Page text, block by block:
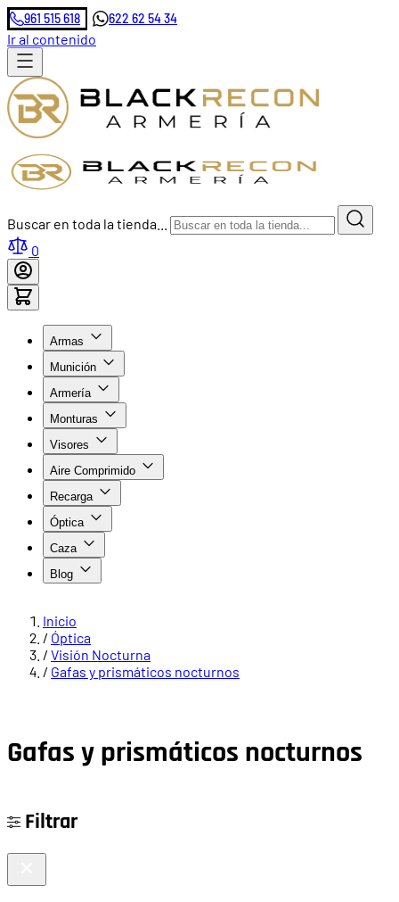
961 515 618 622 62 54 34
Ir al contenido
Buscar en toda la tienda...
0
Armas
Munición
Armería
Monturas
Visores
Aire Comprimido
Recarga
Óptica
Caza
Blog
Inicio
/ Óptica
/ Visión Nocturna
/ Gafas y prismáticos nocturnos
Gafas y prismáticos nocturnos
Filtrar